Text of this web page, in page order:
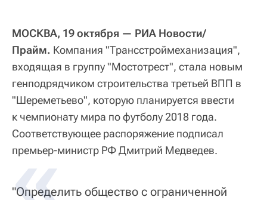
МОСКВА, 19 октября — РИА Новости/
Прайм. Компания "Трансстроймеханизация",
входящая в группу "Мостотрест", стала новым
генподрядчиком строительства третьей ВПП в
"Шереметьево", которую планируется ввести
к чемпионату мира по футболу 2018 года.
Соответствующее распоряжение подписал
премьер-министр РФ Дмитрий Медведев.
"Определить общество с ограниченной